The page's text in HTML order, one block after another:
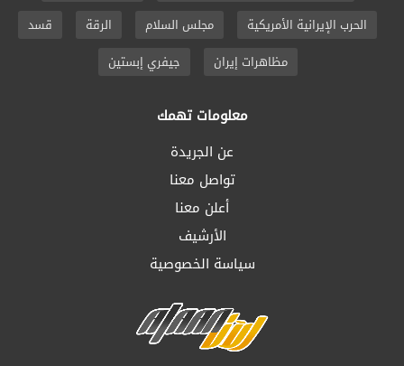
الحرب الإيرانية الأمريكية
مجلس السلام الرقة
قسد
مظاهرات إيران
جيفري إبستين
معلومات تهمك
عن الجريدة
تواصل معنا
أعلن معنا
الأرشيف
سياسة الخصوصية